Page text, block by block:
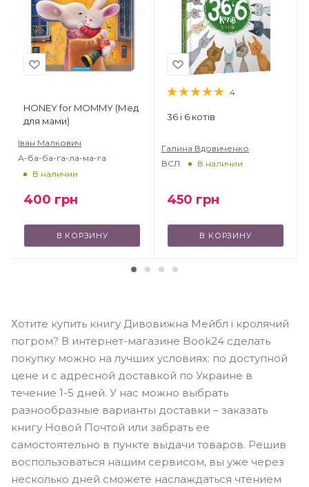
HONEY for MOMMY (Мед
для мами)
Іван Малкович
А-ба-ба-га-ла-ма-га
В наличии
400 грн
В КОРЗИНУ
4
36 і 6 котів
Галина Вдовиченко
ВСЛ
В наличии
450 грн
В КОРЗИНУ
Хотите купить книгу Дивовижна Мейбл і кролячий
погром? В интернет-магазине Book24 сделать
покупку можно на лучших условиях: по доступной
цене и с адресной доставкой по Украине в
течение 1-5 дней. У нас можно выбрать
разнообразные варианты доставки – заказать
книгу Новой Почтой или забрать ее
самостоятельно в пункте выдачи товаров. Решив
воспользоваться нашим сервисом, вы уже через
несколько дней сможете наслаждаться чтением